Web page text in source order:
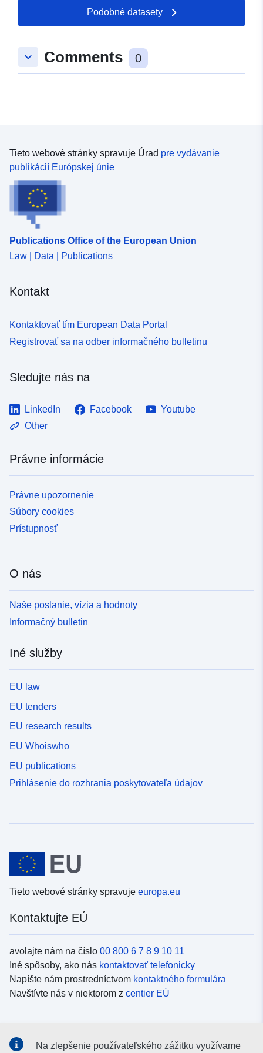
51.8489 ], [ 13.7026,
51.8489 ], [ 13.7026,
Typ: Polygon
f70b-4564-ad77-0065f5aae94b
uriRef:
Podobné datasety
keyboard_arrow_down Comments 0
Tieto webové stránky spravuje Úrad pre vydávanie
publikácií Európskej únie
Publications Office of the European Union
Law | Data | Publications
Kontakt
Kontaktovať tím European Data Portal
Registrovať sa na odber informačného bulletinu
Sledujte nás na
LinkedIn Facebook
Youtube
Other
Právne informácie
Právne upozornenie
Súbory cookies
Prístupnosť
O nás
Naše poslanie, vízia a hodnoty
Informačný bulletin
Iné služby
EU law
EU tenders
EU research results
EU Whoiswho
EU publications
Prihlásenie do rozhrania poskytovateľa údajov
Tieto webové stránky spravuje europa.eu
Kontaktujte EÚ
avolajte nám na číslo 00 800 6 7 8 9 10 11
Iné spôsoby, ako nás kontaktovať telefonicky
Napíšte nám prostredníctvom kontaktného formulára
Navštívte nás v niektorom z centier EÚ
Na zlepšenie používateľského zážitku využívame